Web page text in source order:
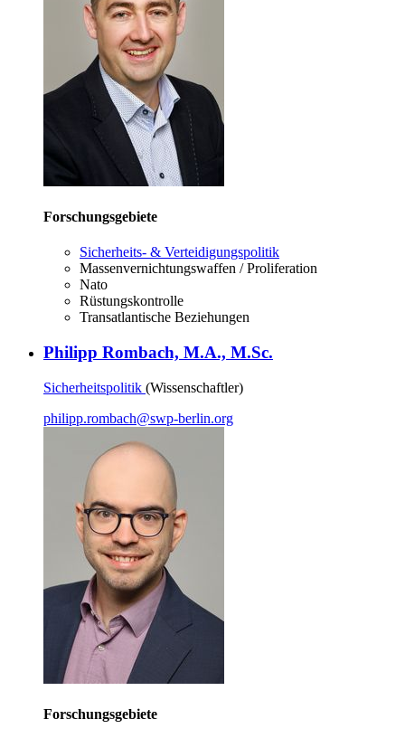
Forschungsgebiete
Sicherheits- & Verteidigungspolitik
Massenvernichtungswaffen / Proliferation
Nato
Rüstungskontrolle
Transatlantische Beziehungen
Philipp Rombach, M.A., M.Sc.
Sicherheitspolitik (Wissenschaftler)
philipp.rombach@swp-berlin.org
Forschungsgebiete